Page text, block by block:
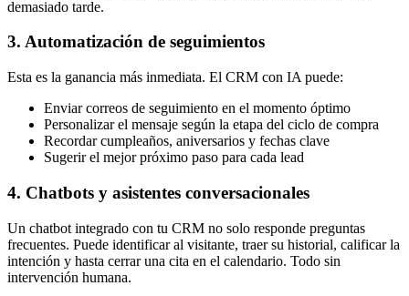
demasiado tarde.
3. Automatización de seguimientos
Esta es la ganancia más inmediata. El CRM con IA puede:
Enviar correos de seguimiento en el momento óptimo
Personalizar el mensaje según la etapa del ciclo de compra
Recordar cumpleaños, aniversarios y fechas clave
Sugerir el mejor próximo paso para cada lead
4. Chatbots y asistentes conversacionales
Un chatbot integrado con tu CRM no solo responde preguntas
frecuentes. Puede identificar al visitante, traer su historial, calificar la
intención y hasta cerrar una cita en el calendario. Todo sin
intervención humana.